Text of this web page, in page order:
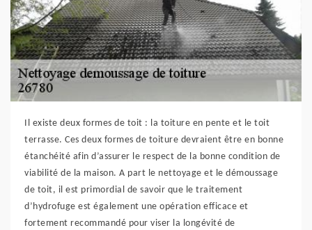
Il existe deux formes de toit : la toiture en pente et le toit
terrasse. Ces deux formes de toiture devraient être en bonne
étanchéité afin d’assurer le respect de la bonne condition de
viabilité de la maison. A part le nettoyage et le démoussage
de toit, il est primordial de savoir que le traitement
d’hydrofuge est également une opération efficace et
fortement recommandé pour viser la longévité de